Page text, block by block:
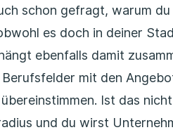
schon gefragt, warum
es doch in deiner
ebenfalls damit
mit den
Ist das
und du wirst